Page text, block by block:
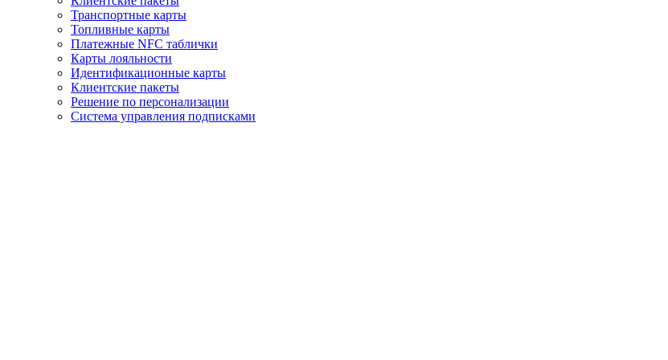
Транспортные карты
Топливные карты
Платeжные NFC таблички
Карты лояльности
Идентификационные карты
Клиентские пакеты
Решение по персонализации
Система управления подписками